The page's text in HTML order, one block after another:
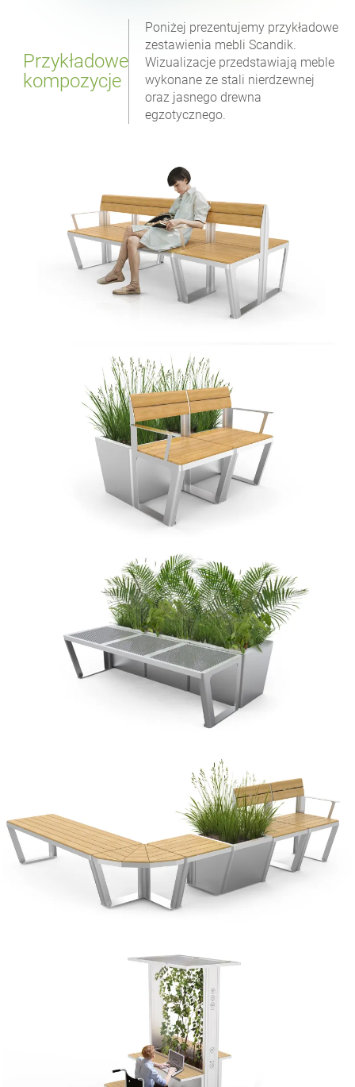
Przykładowe
kompozycje
Poniżej prezentujemy przykładowe
zestawienia mebli Scandik.
Wizualizacje przedstawiają meble
wykonane ze stali nierdzewnej
oraz jasnego drewna
egzotycznego.